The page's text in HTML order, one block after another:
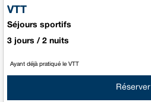
VTT
Séjours sportifs
3 jours / 2 nuits
Ayant déjà pratiqué le VTT
Réserver